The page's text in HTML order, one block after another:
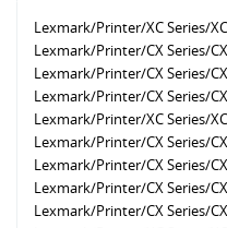
Lexmark/Printer/XC Series/
Lexmark/Printer/CX Series/
Lexmark/Printer/CX Series/
Lexmark/Printer/CX Series/
Lexmark/Printer/XC Series/
Lexmark/Printer/CX Series/
Lexmark/Printer/CX Series/
Lexmark/Printer/CX Series/
Lexmark/Printer/CX Series/